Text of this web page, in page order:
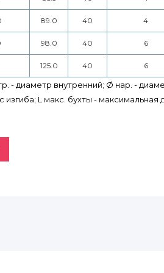
89.0 40 4
98.0 40 6
125.0 40 6
- диаметр внутренний; Ø нар. -
L макс. бухты - максимальная